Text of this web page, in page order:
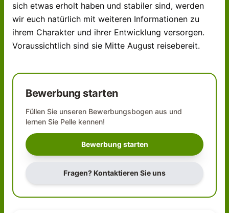
sich etwas erholt haben und stabiler sind, werden
wir euch natürlich mit weiteren Informationen zu
ihrem Charakter und ihrer Entwicklung versorgen.
Voraussichtlich sind sie Mitte August reisebereit.
Bewerbung starten
Füllen Sie unseren Bewerbungsbogen aus und
lernen Sie Pelle kennen!
Bewerbung starten
Fragen? Kontaktieren Sie uns